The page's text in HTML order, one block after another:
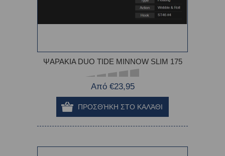
ΨΑΡΑΚΙΑ DUO TIDE MINNOW SLIM 175
Από €23,95